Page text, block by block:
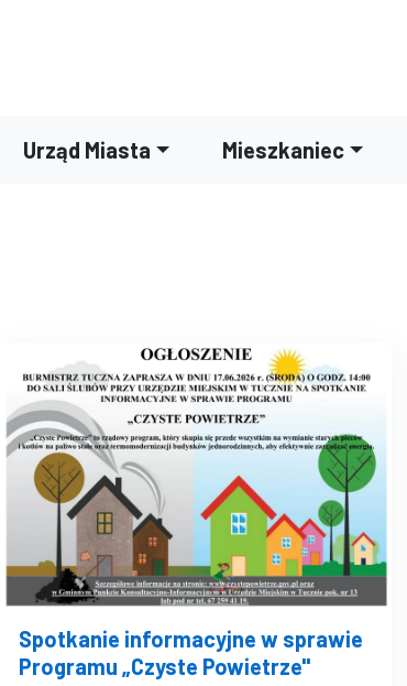
Urząd Miasta Mieszkaniec
Spotkanie informacyjne w sprawie
Programu „Czyste Powietrze"